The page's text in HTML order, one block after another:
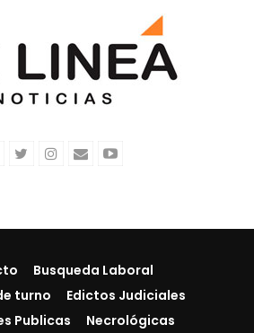
Busqueda Laboral
turno
Edictos Judiciales
Publicas
Necrológicas